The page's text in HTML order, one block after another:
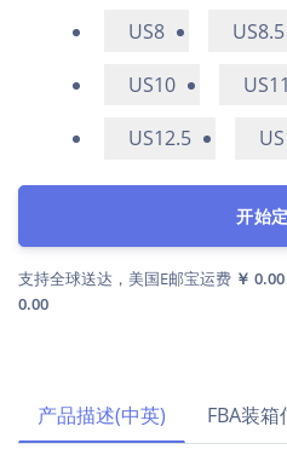
US8 US8.5
US10 US11
US12.5
开始
支持全球送达，美国E邮宝运费 ￥ 0.00
0.00
产品描述(中英) FBA装箱